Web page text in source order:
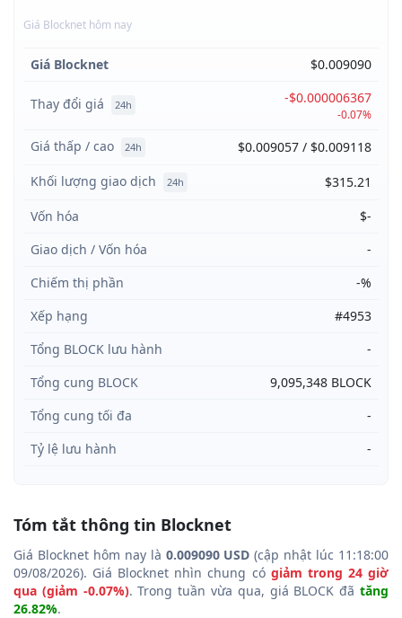
Giá Blocknet hôm nay
Giá Blocknet $0.009090
Thay đổi giá 24h -$0.000006367
-0.07%
Giá thấp / cao 24h
$0.009057 / $0.009118
Khối lượng giao dịch
24h
$315.21
Vốn hóa
$-
Giao dịch / Vốn hóa
-
Chiếm thị phần
-%
Xếp hạng
#4953
Tổng BLOCK lưu hành
-
Tổng cung BLOCK
9,095,348 BLOCK
Tổng cung tối đa
-
Tỷ lệ lưu hành
-
Tóm tắt thông tin Blocknet
Giá Blocknet hôm nay là 0.009090 USD (cập nhật lúc 11:18:00
09/08/2026). Giá Blocknet nhìn chung có giảm trong 24 giờ
qua (giảm -0.07%). Trong tuần vừa qua, giá BLOCK đãtăng
26.82%.